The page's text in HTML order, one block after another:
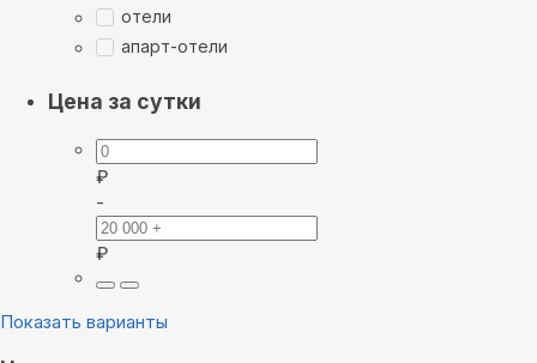
отели
апарт-отели
Цена за сутки
₽
-
₽
Показать варианты